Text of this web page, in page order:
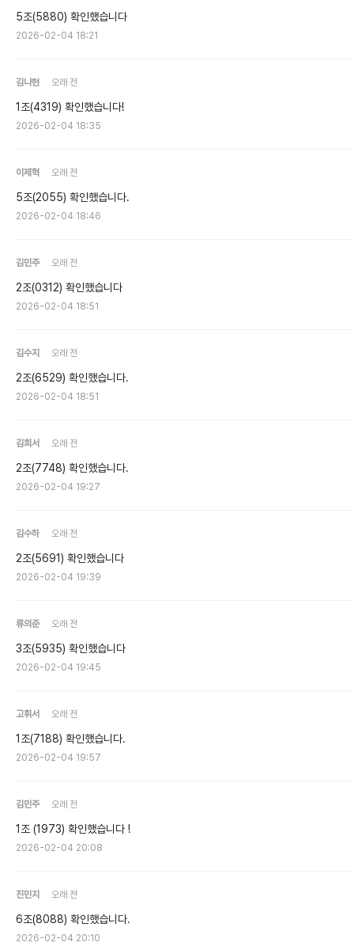
5조(5880) 확인했습니다
2026-02-04 18:21
김나현 오래 전
1조(4319) 확인했습니다!
2026-02-04 18:35
이제혁 오래 전
5조(2055) 확인했습니다.
2026-02-04 18:46
김민주 오래 전
2조(0312) 확인했습니다
2026-02-04 18:51
김수지 오래 전
2조(6529) 확인했습니다.
2026-02-04 18:51
김희서 오래 전
2조(7748) 확인했습니다.
2026-02-04 19:27
김수하 오래 전
2조(5691) 확인했습니다
2026-02-04 19:39
류의준 오래 전
3조(5935) 확인했습니다
2026-02-04 19:45
고휘서 오래 전
1조(7188) 확인했습니다.
2026-02-04 19:57
김민주 오래 전
1조 (1973) 확인했습니다 !
2026-02-04 20:08
진민지 오래 전
6조(8088) 확인했습니다.
2026-02-04 20:10